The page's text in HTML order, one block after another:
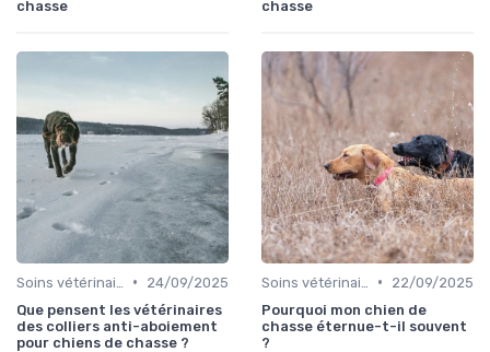
chasse
chasse
•
24/09/2025
Que pensent les vétérinaires
des colliers anti-aboiement
pour chiens de chasse ?
•
22/09/2025
Pourquoi mon chien de
chasse éternue-t-il souvent
?